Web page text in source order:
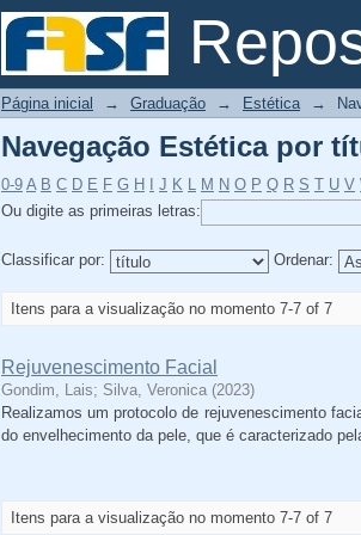
Navegação Estética por
Página inicial → Graduação → Estética →
Navegação Estética por
0-9 A B C D E F G H J K L M N O P Q R S T U V
Ou digite as primeiras letras:
Classificar por: Ordenar:
Itens para a visualização no momento 7-7 of 7
Rejuvenescimento Facial
Gondim, Lais; Silva, Veronica (2023)
Realizamos um protocolo de rejuvenescimento
do envelhecimento da pele, que é caracterizado
Itens para a visualização no momento 7-7 of 7